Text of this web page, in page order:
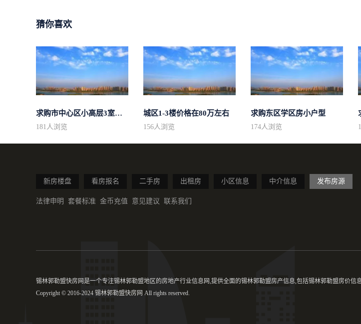
猜你喜欢
求购市中心区小高层3室精致装修
181人浏览
城区1-3楼价格在80万左右
156人浏览
求购东区学区房小户型
174人浏览
新房楼盘 看房报名 二手房 出租房 小区信息 中介信息 发布房源
法律申明 套餐标准 金币充值 意见建议 联系我们
锡林郭勒盟快房网是一个专注锡林郭勒盟地区的房地产行业信息网,提供全面的锡林郭勒盟房产信息,包括锡林郭勒盟房价信
Copyright © 2016-2024 锡林郭勒盟快房网 All rights reserved.